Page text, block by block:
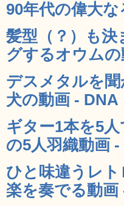
90年代の偉大
髪型（？）も
グするオウム
デスメタルを
犬の動画 - DNA
ギター1本を5
の5人羽織動画 -
ひと味違うレ
楽を奏でる動画